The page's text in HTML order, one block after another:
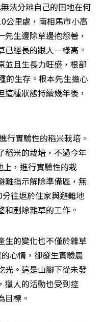
法分辨自己的田地在何
公里處，南相馬市小高
生邊除草邊抱怨著，
經長的跟人一樣高。
並且生長力旺盛，根部
的生存。根本先生擔心
種狀態持續幾年後，
行實驗性的稻米栽培。
稻米的栽培，不過今年
，進行實驗性的栽
難指示解除準備區，無
往返於住家與避難地
和剷除雜草的工作。
生的變化也不僅於雜草
心情，卻發生實驗農
光。這是山腳下從未發
獵人的活動也受到控
目標。